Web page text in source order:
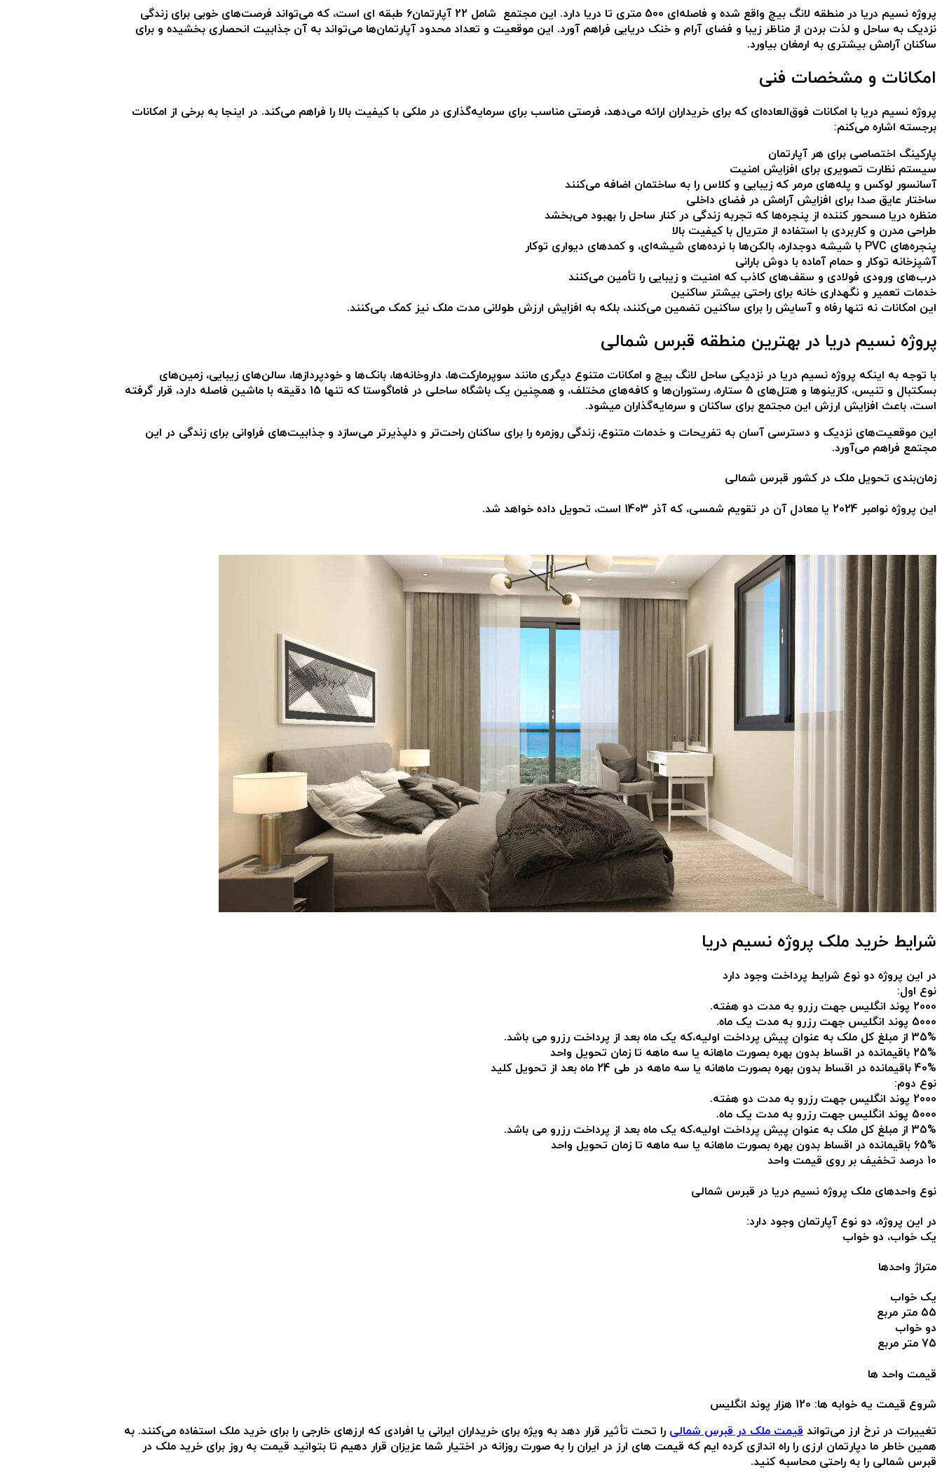
پروژه نسیم دریا در منطقه لانگ بیچ واقع شده و فاصله‌ای 500 متری تا دریا دارد. این مجتمع شامل 22 آپارتمان۶ طبقه ای است، که می‌تواند فرصت‌های خوبی برای زندگی
نزدیک به ساحل و لذت بردن از مناظر زیبا و فضای آرام و خنک دریایی فراهم آورد. این موقعیت و تعداد محدود آپارتمان‌ها می‌تواند به آن جذابیت انحصاری بخشیده و برای
ساکنان آرامش بیشتری به ارمغان بیاورد.
امکانات و مشخصات فنی
پروژه نسیم دریا با امکانات فوق‌العاده‌ای که برای خریداران ارائه می‌دهد، فرصتی مناسب برای سرمایه‌گذاری در ملکی با کیفیت بالا را فراهم می‌کند. در اینجا به برخی از امکانات
برجسته اشاره می‌کنم:
پارکینگ اختصاصی برای هر آپارتمان
سیستم نظارت تصویری برای افزایش امنیت
آسانسور لوکس و پله‌های مرمر که زیبایی و کلاس را به ساختمان اضافه می‌کنند
ساختار عایق صدا برای افزایش آرامش در فضای داخلی
منظره دریا مسحور کننده از پنجره‌ها که تجربه زندگی در کنار ساحل را بهبود می‌بخشد
طراحی مدرن و کاربردی با استفاده از متریال با کیفیت بالا
پنجره‌های PVC با شیشه دوجداره، بالکن‌ها با نرده‌های شیشه‌ای، و کمدهای دیواری توکار
آشپزخانه توکار و حمام آماده با دوش بارانی
درب‌های ورودی فولادی و سقف‌های کاذب که امنیت و زیبایی را تأمین می‌کنند
خدمات تعمیر و نگهداری خانه برای راحتی بیشتر ساکنین
این امکانات نه تنها رفاه و آسایش را برای ساکنین تضمین می‌کنند، بلکه به افزایش ارزش طولانی مدت ملک نیز کمک می‌کنند.
پروژه نسیم دریا در بهترین منطقه قبرس شمالی
با توجه به اینکه پروژه نسیم دریا در نزدیکی ساحل لانگ بیچ و امکانات متنوع دیگری مانند سوپرمارکت‌ها، داروخانه‌ها، بانک‌ها و خودپردازها، سالن‌های زیبایی، زمین‌های
بسکتبال و تنیس، کازینوها و هتل‌های 5 ستاره، رستوران‌ها و کافه‌های مختلف، و همچنین یک باشگاه ساحلی در فاماگوستا که تنها 15 دقیقه با ماشین فاصله دارد، قرار گرفته
است، باعث افزایش ارزش این مجتمع برای ساکنان و سرمایه‌گذاران میشود.
این موقعیت‌های نزدیک و دسترسی آسان به تفریحات و خدمات متنوع، زندگی روزمره را برای ساکنان راحت‌تر و دلپذیرتر می‌سازد و جذابیت‌های فراوانی برای زندگی در این
مجتمع فراهم می‌آورد.
زمان‌بندی تحویل ملک در کشور قبرس شمالی
این پروژه نوامبر 2024 یا معادل آن در تقویم شمسی، که آذر 1403 است، تحویل داده خواهد شد.
شرایط خرید ملک پروژه نسیم دریا
در این پروژه دو نوع شرایط پرداخت وجود دارد
نوع اول:
2000 پوند انگلیس جهت رزرو به مدت دو هفته.
5000 پوند انگلیس جهت رزرو به مدت یک ماه.
35% از مبلغ کل ملک به عنوان پیش پرداخت اولیه،که یک ماه بعد از پرداخت رزرو می باشد.
25% باقیمانده در اقساط بدون بهره بصورت ماهانه یا سه ماهه تا زمان تحویل واحد
40% باقیمانده در اقساط بدون بهره بصورت ماهانه یا سه ماهه در طی 24 ماه بعد از تحویل کلید
نوع دوم:
2000 پوند انگلیس جهت رزرو به مدت دو هفته.
5000 پوند انگلیس جهت رزرو به مدت یک ماه.
35% از مبلغ کل ملک به عنوان پیش پرداخت اولیه،که یک ماه بعد از پرداخت رزرو می باشد.
65% باقیمانده در اقساط بدون بهره بصورت ماهانه یا سه ماهه تا زمان تحویل واحد
10 درصد تخفیف بر روی قیمت واحد
نوع واحدهای ملک پروژه نسیم دریا در قبرس شمالی
در این پروژه، دو نوع آپارتمان وجود دارد:
یک خواب، دو خواب
متراژ واحدها
یک خواب
55 متر مربع
دو خواب
75 متر مربع
قیمت واحد ها
شروع قیمت یه خوابه ها: 120 هزار پوند انگلیس
تغییرات در نرخ ارز می‌تواند قیمت ملک‌ در قبرس شمالی را تحت تأثیر قرار دهد به ویژه برای خریداران ایرانی یا افرادی که ارزهای خارجی را برای خرید ملک استفاده می‌کنند. به
همین خاطر ما دپارتمان ارزی را راه اندازی کرده ایم که قیمت های ارز در ایران را به صورت روزانه در اختیار شما عزیزان قرار دهیم تا بتوانید قیمت به روز برای خرید ملک در
قبرس شمالی را به راحتی محاسبه کنید.